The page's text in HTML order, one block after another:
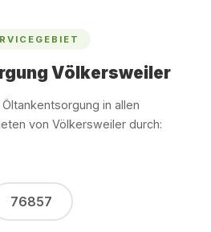
Völkersweiler
in allen
von Völkersweiler durch:
76857